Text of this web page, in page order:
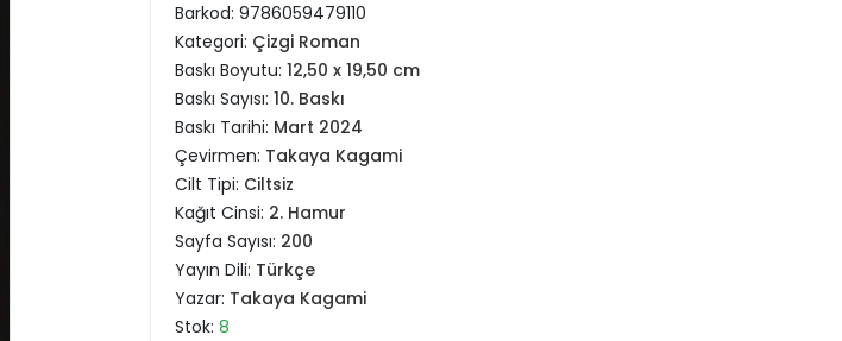
Barkod: 9786059479110
Kategori: Çizgi Roman
Baskı Boyutu: 12,50 x 19,50 cm
Baskı Sayısı: 10. Baskı
Baskı Tarihi: Mart 2024
Çevirmen: Takaya Kagami
Cilt Tipi: Ciltsiz
Kağıt Cinsi: 2. Hamur
Sayfa Sayısı: 200
Yayın Dili: Türkçe
Yazar: Takaya Kagami
Stok: 8